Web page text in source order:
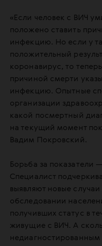
«Если человек с ВИЧ
положено ставить
инфекцию. Но если у
положительный
коронавирус, то
причиной смерти
инфекцию. Опытные
организации
какой посмертный
на текущий момент
Вадим Покровский.
Борьба за показатели
Специалист
выявляют новые
обследовании
получивших статус в
живущие с ВИЧ. А